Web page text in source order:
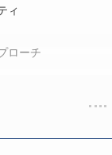
ィ
ローチ